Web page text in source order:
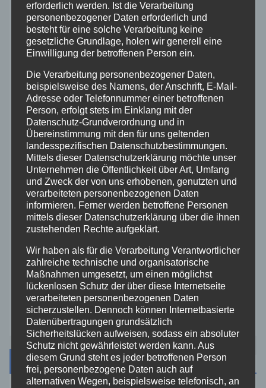
Mayen-Koblenz
Neuwied
Polizei
Rettungsdienst
Rhein-Lahn
THW
Veranstaltungen
Video
Westerwald
Zoll
Archiv
erforderlich werden. Ist die Verarbeitung
personenbezogener Daten erforderlich und
besteht für eine solche Verarbeitung keine
gesetzliche Grundlage, holen wir generell eine
Einwilligung der betroffenen Person ein.
Die Verarbeitung personenbezogener Daten,
beispielsweise des Namens, der Anschrift, E-Mail-
Adresse oder Telefonnummer einer betroffenen
Person, erfolgt stets im Einklang mit der
Datenschutz-Grundverordnung und in
Übereinstimmung mit den für uns geltenden
landesspezifischen Datenschutzbestimmungen.
Mittels dieser Datenschutzerklärung möchte unser
Unternehmen die Öffentlichkeit über Art, Umfang
und Zweck der von uns erhobenen, genutzten und
verarbeiteten personenbezogenen Daten
informieren. Ferner werden betroffene Personen
mittels dieser Datenschutzerklärung über die ihnen
zustehenden Rechte aufgeklärt.
Wir haben als für die Verarbeitung Verantwortlicher
zahlreiche technische und organisatorische
Maßnahmen umgesetzt, um einen möglichst
lückenlosen Schutz der über diese Internetseite
verarbeiteten personenbezogenen Daten
sicherzustellen. Dennoch können Internetbasierte
Datenübertragungen grundsätzlich
Sicherheitslücken aufweisen, sodass ein absoluter
Schutz nicht gewährleistet werden kann. Aus
diesem Grund steht es jeder betroffenen Person
frei, personenbezogene Daten auch auf
alternativen Wegen, beispielsweise telefonisch, an